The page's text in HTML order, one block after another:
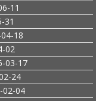
11
31
18
02
03-17
24
02-04